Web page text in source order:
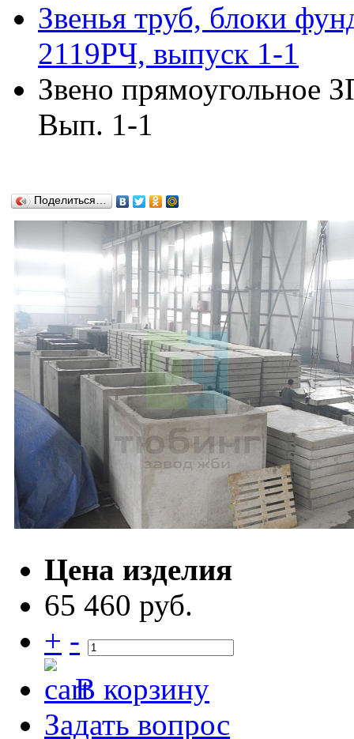
Звенья труб, блоки
2119РЧ, выпуск 1-1
Звено прямоугольное
Вып. 1-1
Поделиться…
Цена изделия
65 460 руб.
+ -
В корзину
Задать вопрос